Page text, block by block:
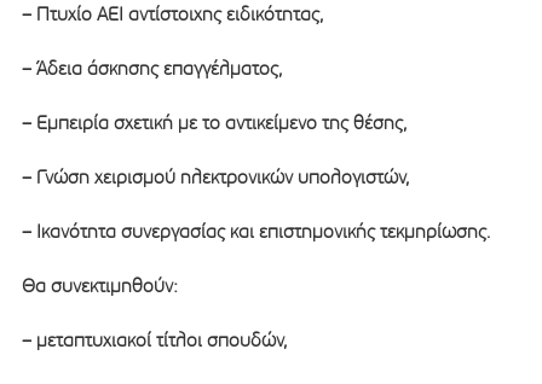
– Πτυχίο ΑΕΙ αντίστοιχης ειδικότητας,
– Άδεια άσκησης επαγγέλματος,
– Εμπειρία σχετική με το αντικείμενο της θέσης,
– Γνώση χειρισμού ηλεκτρονικών υπολογιστών,
– Ικανότητα συνεργασίας και επιστημονικής τεκμηρίωσης.
Θα συνεκτιμηθούν:
– μεταπτυχιακοί τίτλοι σπουδών,